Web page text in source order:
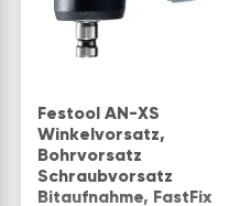
Festool AN-XS
Winkelvorsatz,
Bohrvorsatz
Schraubvorsatz
Bitaufnahme, FastFix